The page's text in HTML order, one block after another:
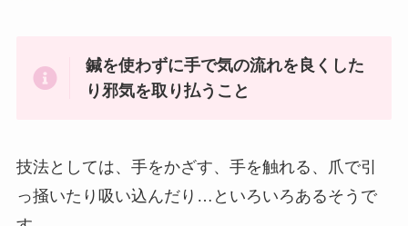
鍼を使わずに手で気の流れを良くした
り邪気を取り払うこと
技法としては、手をかざす、手を触れる、爪で引
っ掻いたり吸い込んだり…といろいろあるそうで